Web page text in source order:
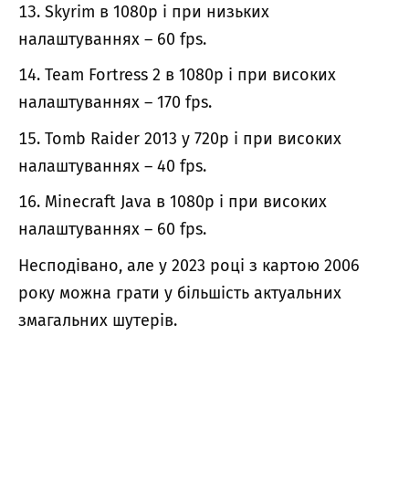
Skyrim в 1080p і при низьких
налаштуваннях – 60 fps.
Team Fortress 2 в 1080p і при високих
налаштуваннях – 170 fps.
Tomb Raider 2013 у 720p і при високих
налаштуваннях – 40 fps.
Minecraft Java в 1080p і при високих
налаштуваннях – 60 fps.
Несподівано, але у 2023 році з картою 2006
року можна грати у більшість актуальних
змагальних шутерів.